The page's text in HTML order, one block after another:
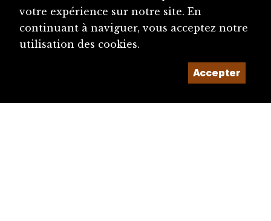
votre expérience sur notre site. En
continuant à naviguer, vous acceptez notre
utilisation des cookies.
Accepter